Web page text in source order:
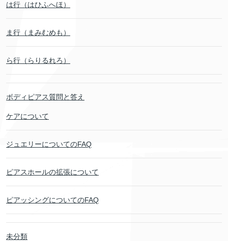
は行（はひふへほ）
ま行（まみむめも）
ら行（らりるれろ）
ボディピアス質問と答え
ケアについて
ジュエリーについてのFAQ
ピアスホールの拡張について
ピアッシングについてのFAQ
未分類